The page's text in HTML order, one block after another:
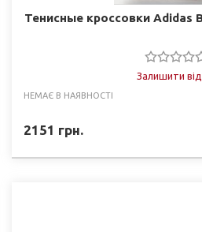
Тенисные кроссовки Adidas
Залишити
НЕМАЄ В НАЯВНОСТІ
2151 грн.